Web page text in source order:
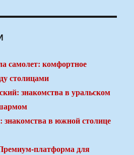
самолет: комфортное
столицами
знакомства в уральском
знакомства в южной столице
платформа для